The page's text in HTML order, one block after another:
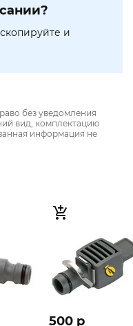
и
без уведомления
вид, комплектацию
информация не
500 p